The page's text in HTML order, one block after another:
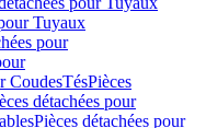
Tuyaux
pour
CoudesTésPièces
détachées pour
Pièces détachées pour